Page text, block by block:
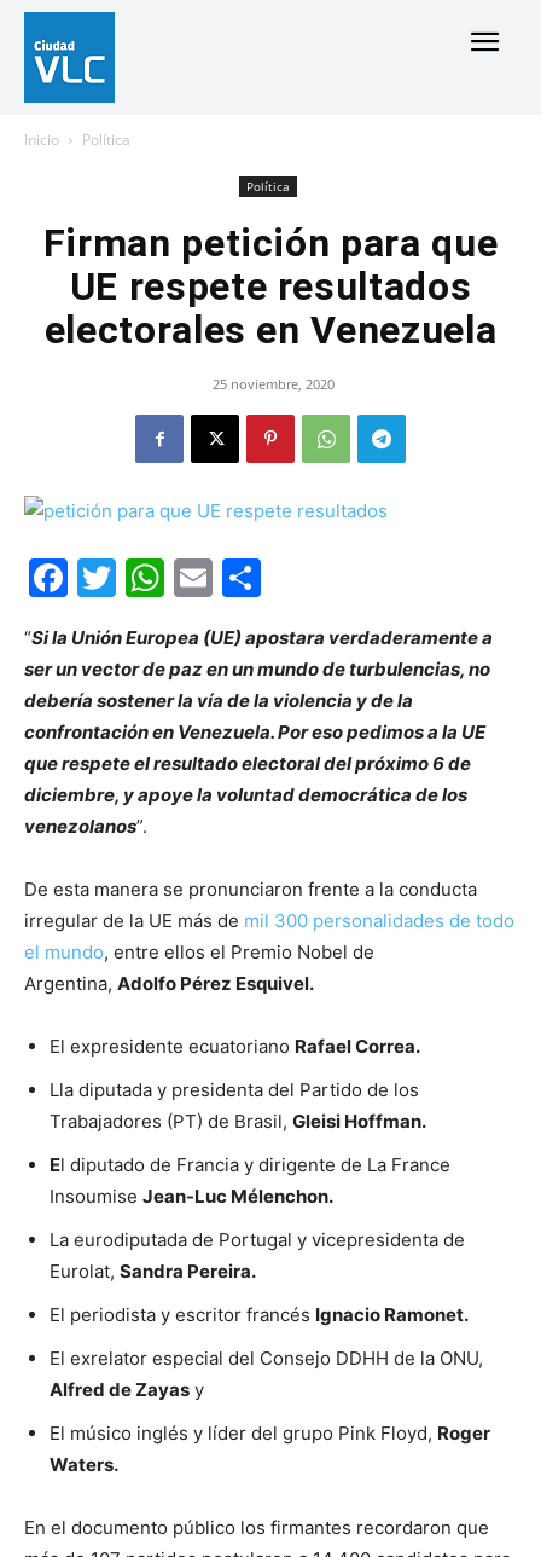
Inicio Política
Política
Firman petición para que
UE respete resultados
electorales en Venezuela
25 noviembre, 2020
Facebook
Twitter
WhatsApp
Email
“Si la Unión Europea (UE) apostara verdaderamente a
ser un vector de paz en un mundo de turbulencias, no
debería sostener la vía de la violencia y de la
confrontación en Venezuela. Por eso pedimos a la UE
que respete el resultado electoral del próximo 6 de
diciembre, y apoye la voluntad democrática de los
venezolanos”.
De esta manera se pronunciaron frente a la conducta
irregular de la UE más de mil 300 personalidades de todo
el mundo, entre ellos el Premio Nobel de
Argentina, Adolfo Pérez Esquivel.
El expresidente ecuatoriano Rafael Correa.
Lla diputada y presidenta del Partido de los
Trabajadores (PT) de Brasil, Gleisi Hoffman.
El diputado de Francia y dirigente de La France
Insoumise Jean-Luc Mélenchon.
La eurodiputada de Portugal y vicepresidenta de
Eurolat, Sandra Pereira.
El periodista y escritor francés Ignacio Ramonet.
El exrelator especial del Consejo DDHH de la ONU,
Alfred de Zayas y
El músico inglés y líder del grupo Pink Floyd, Roger
Waters.
En el documento público los firmantes recordaron que